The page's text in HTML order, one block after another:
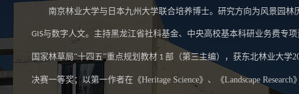
南京林业大学与日本九州大学联合培养博士。 研究方向为风景园林
GIS与数字人文。 主持黑龙江省社科基金、中央高校基本科研业务费专
国家林草局“十四五”重点规划教材 1 部 （第三主编），获东北林业大学
决赛一等奖；以第一作者在 《Heritage Science》、《Landscape Research